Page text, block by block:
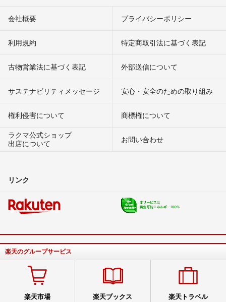
会社概要 プライバシーポリシー
利用規約 特定商取引法に基づく表記
古物営業法に基づく表記 外部送信について
サステナビリティメッセージ 安心・安全のための取り組み
権利侵害について
商標権について
ラクマ公式ショップ
出店について
お問い合わせ
リンク
楽天のグループサービス
楽天市場 楽天ブックス 楽天トラベル